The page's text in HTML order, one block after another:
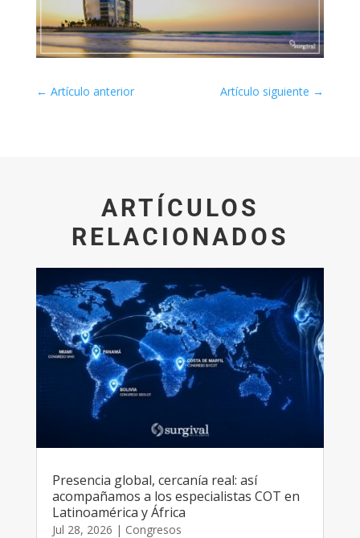
← Artículo anterior Artículo siguiente →
ARTÍCULOS
RELACIONADOS
Presencia global, cercanía real: así
acompañamos a los especialistas COT en
Latinoamérica y África
Jul 28, 2026 | Congresos